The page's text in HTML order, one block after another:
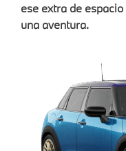
ese extra de
una aventura.